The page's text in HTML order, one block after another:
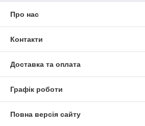
Про нас
Контакти
Доставка та оплата
Графік роботи
Повна версія сайту